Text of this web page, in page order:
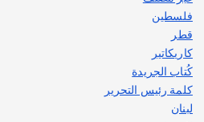
فلسطين
قطر
كاريكاتير
كُتاب الجريدة
كلمة رئيس التحرير
لبنان